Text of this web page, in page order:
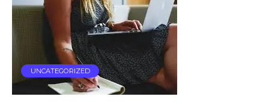
UNCATEGORIZED